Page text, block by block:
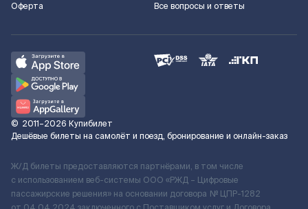
Оферта
Все вопросы и ответы
© 2011–2026 Купибилет
Дешёвые билеты на самолёт и поезд, бронирование и онлайн-заказ
Ж/Д билеты предоставляются партнёрами, в том числе
с использованием веб-системы ООО «РЖД – Цифровые
пассажирские решения» на основании договора № ЦПР-1282